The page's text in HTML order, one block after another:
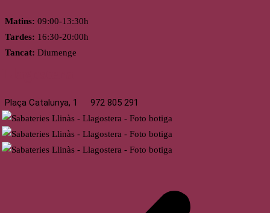
Matins: 09:00-13:30h
Tardes: 16:30-20:00h
Tancat: Diumenge
Plaça Catalunya, 1 972 805 291